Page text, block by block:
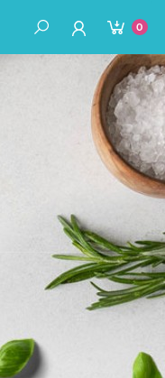
0